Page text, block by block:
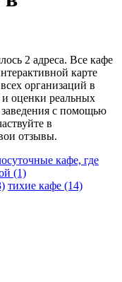
2 адреса. Все кафе
карте
организаций в
оценки реальных
с помощью
в
отзывы.
кафе, где
(1)
тихие кафе (14)